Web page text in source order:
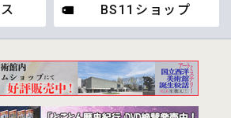
BS11ショップ